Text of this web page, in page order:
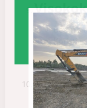
Beton
Koristi
visoki
beton: